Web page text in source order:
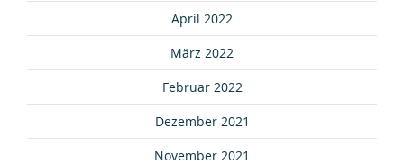
April 2022
März 2022
Februar 2022
Dezember 2021
November 2021